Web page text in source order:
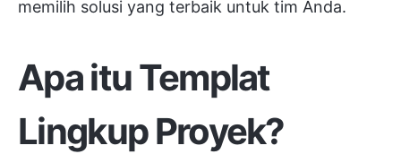
memilih solusi yang terbaik untuk tim Anda.
Apa itu Templat
Lingkup Proyek?